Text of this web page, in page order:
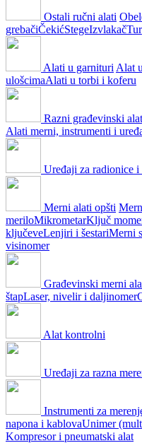
Ostali ručni alati
grebačiČekićStegeIzvlakač
Alati u garnituri Alat
ulošcimaAlati u torbi i koferu
Razni građevinski
Alati merni, instrumenti i
Uređaji za radionice i
Merni alati opšti
meriloMikrometarKljuč
ključeveLenjiri i šestariMerni
visinomer
Građevinski merni
štapLaser, nivelir i daljinomer
Alat kontrolni
Uređaji za razna
Instrumenti za
napona i kablovaUnimer
Kompresor i pneumatski alat